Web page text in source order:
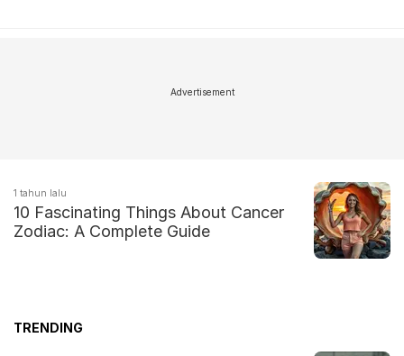
Advertisement
1 tahun lalu
10 Fascinating Things About Cancer
Zodiac: A Complete Guide
TRENDING